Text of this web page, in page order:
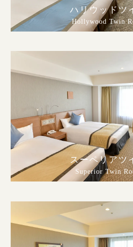
ハリウッドツ
Hollywood Twin
スーペリアツ
Superior Twin